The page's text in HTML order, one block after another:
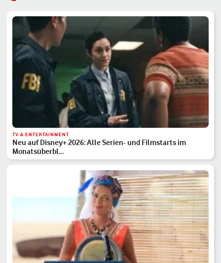
TV & ENTERTAINMENT
Neu auf Disney+ 2026: Alle Serien- und Filmstarts im
Monatsüberbl…